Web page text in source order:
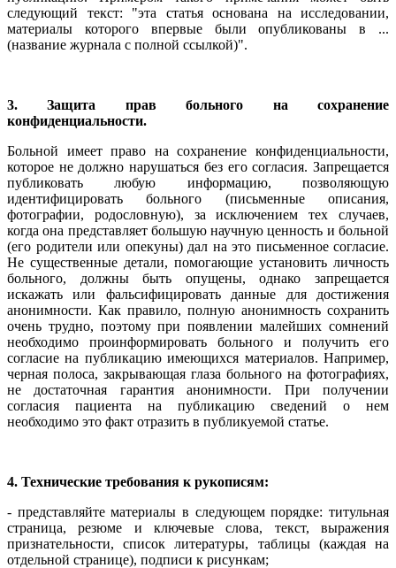
следующий текст: "эта статья основана на исследовании,
материалы которого впервые были опубликованы в ...
(название журнала с полной ссылкой)".
3. Защита прав больного на сохранение
конфиденциальности.
Больной имеет право на сохранение конфиденциальности,
которое не должно нарушаться без его согласия. Запрещается
публиковать любую информацию, позволяющую
идентифицировать больного (письменные описания,
фотографии, родословную), за исключением тех случаев,
когда она представляет большую научную ценность и больной
(его родители или опекуны) дал на это письменное согласие.
Не существенные детали, помогающие установить личность
больного, должны быть опущены, однако запрещается
искажать или фальсифицировать данные для достижения
анонимности. Как правило, полную анонимность сохранить
очень трудно, поэтому при появлении малейших сомнений
необходимо проинформировать больного и получить его
согласие на публикацию имеющихся материалов. Например,
черная полоса, закрывающая глаза больного на фотографиях,
не достаточная гарантия анонимности. При получении
согласия пациента на публикацию сведений о нем
необходимо это факт отразить в публикуемой статье.
4. Технические требования к рукописям:
- представляйте материалы в следующем порядке: титульная
страница, резюме и ключевые слова, текст, выражения
признательности, список литературы, таблицы (каждая на
отдельной странице), подписи к рисункам;